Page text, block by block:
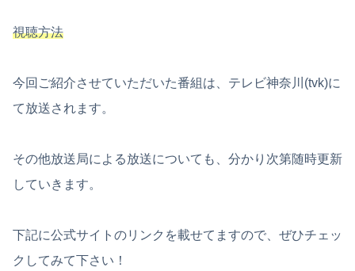
視聴方法
今回ご紹介させていただいた番組は、テレビ神奈川(tvk)に
て放送されます。
その他放送局による放送についても、分かり次第随時更新
していきます。
下記に公式サイトのリンクを載せてますので、ぜひチェッ
クしてみて下さい！